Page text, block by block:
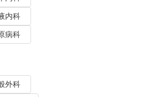
内科
病科
外科